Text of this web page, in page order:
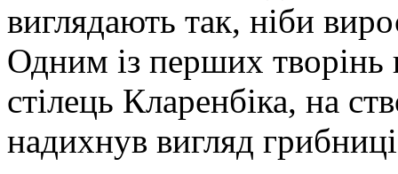
виглядають так, ніби
Одним із перших творінь
стілець Кларенбіка, на
надихнув вигляд